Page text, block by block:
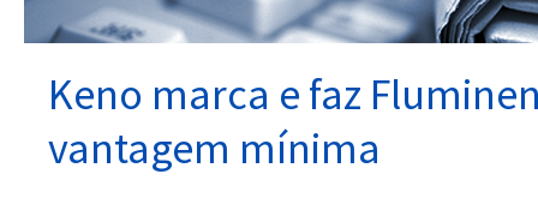
Keno marca e faz
vantagem mínima